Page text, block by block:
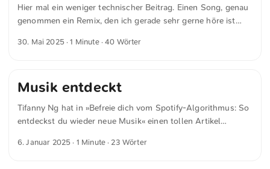
Textes sei ausgeschlossen. In der Folge wurde das
Unternehmen dazu verurteilt, die Speicherung von
Liedtexten und deren Ausgabe in seinen Sprachmodellen zu
Hier mal ein weniger technischer Beitrag. Einen Song, genau
genommen ein Remix, den ich gerade sehr gerne höre ist
Der funktioniert auf dem Rad, beim Joggen und auf Partys
30. Mai 2025 · 1 Minute · 40 Wörter
Musik entdeckt
Tifanny Ng hat in »Befreie dich vom Spotify-Algorithmus: So
entdeckst du wieder neue Musik« einen tollen Artikel
6. Januar 2025 · 1 Minute · 23 Wörter